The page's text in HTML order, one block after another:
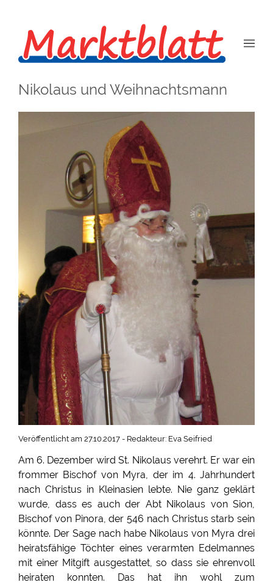
Nikolaus und Weihnachtsmann
Veröffentlicht am 27.10.2017 - Redakteur: Eva Seifried
Am 6. Dezember wird St. Nikolaus verehrt. Er war ein
frommer Bischof von Myra, der im 4. Jahrhundert
nach Christus in Kleinasien lebte. Nie ganz geklärt
wurde, dass es auch der Abt Nikolaus von Sion,
Bischof von Pinora, der 546 nach Christus starb sein
könnte. Der Sage nach habe Nikolaus von Myra drei
heiratsfähige Töchter eines verarmten Edelmannes
mit einer Mitgift ausgestattet, so dass sie ehrenvoll
heiraten konnten. Das hat ihn wohl zum